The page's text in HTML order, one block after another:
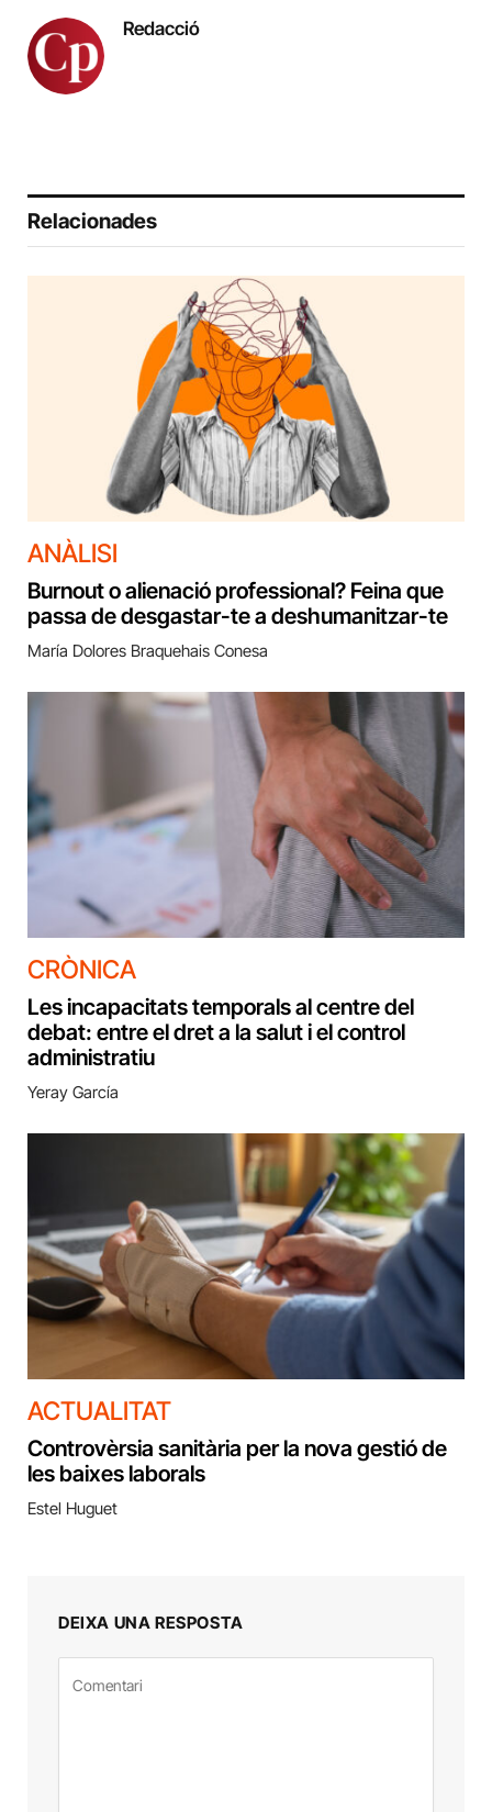
Redacció
Relacionades
ANÀLISI
Burnout o alienació professional? Feina que
passa de desgastar-te a deshumanitzar-te
María Dolores Braquehais Conesa
CRÒNICA
Les incapacitats temporals al centre del
debat: entre el dret a la salut i el control
administratiu
Yeray García
ACTUALITAT
Controvèrsia sanitària per la nova gestió de
les baixes laborals
Estel Huguet
DEIXA UNA RESPOSTA